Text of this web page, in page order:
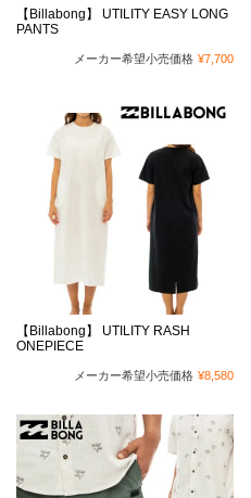
【Billabong】 UTILITY EASY LONG
PANTS
メーカー希望小売価格 ¥7,700
【Billabong】 UTILITY RASH
ONEPIECE
メーカー希望小売価格 ¥8,580